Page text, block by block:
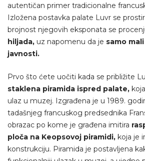
autentičan primer tradicionalne
Izložena postavka palate Luvr se
brojnost njegovih eksponata se
hiljada, uz napomenu da je samo
javnosti.
Prvo što ćete uočiti kada se približite
staklena piramida ispred palate,
ulaz u muzej. Izgrađena je u 1989.
tadašnjeg francuskog predsednika
obrazac po kome je građena imitira
ploča na Keopsovoj piramidi, koja je
konstrukciju. Piramida je postavljena